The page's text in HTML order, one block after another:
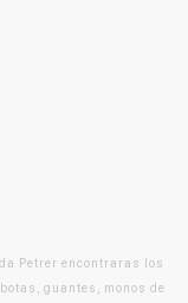
Petrer encontraras los
guantes, monos de